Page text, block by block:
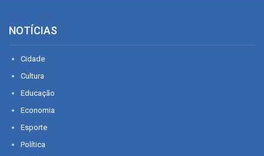
NOTÍCIAS
Cidade
Cultura
Educação
Economia
Esporte
Política